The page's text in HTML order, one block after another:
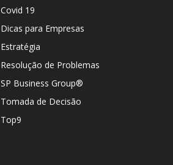
Covid 19
Dicas para Empresas
Estratégia
Resolução de Problemas
SP Business Group®
Tomada de Decisão
Top9